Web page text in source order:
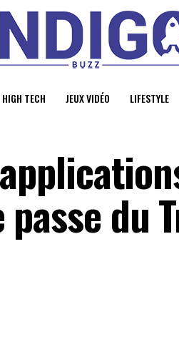
HIGH TECH JEUX VIDÉO LIFESTYLE
du